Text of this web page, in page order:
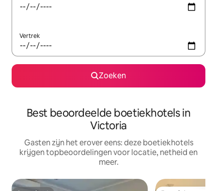
Vertrek
Zoeken
Best beoordeelde boetiekhotels in
Victoria
Gasten zijn het erover eens: deze boetiekhotels
krijgen topbeoordelingen voor locatie, netheid en
meer.